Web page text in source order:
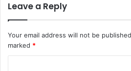
Leave a Reply
Your email address will not be
marked *